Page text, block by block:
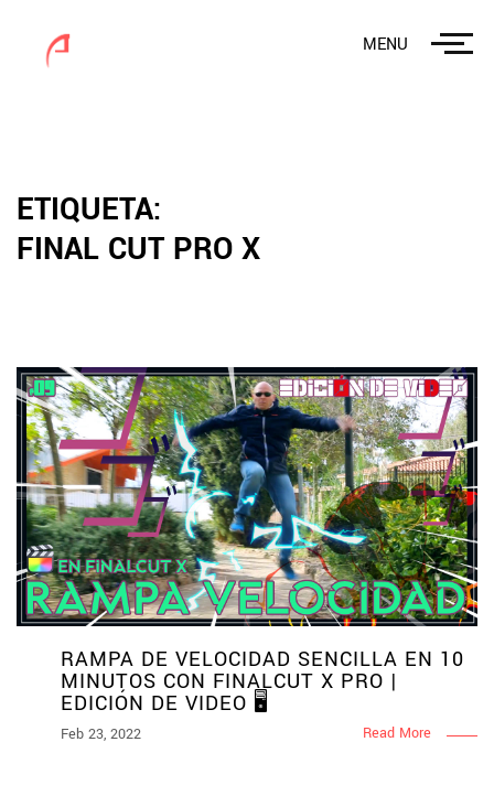
MENU
ETIQUETA:
FINAL CUT PRO X
RAMPA DE VELOCIDAD SENCILLA EN 10
MINUTOS CON FINALCUT X PRO |
EDICIÓN DE VIDEO 🖥
Feb 23, 2022 Read More